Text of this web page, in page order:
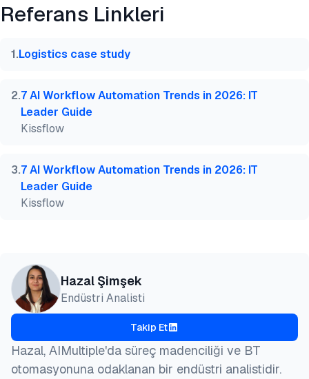
Referans Linkleri
1.Logistics case study
2.7 AI Workflow Automation Trends in 2026: IT
Leader Guide
Kissflow
3.7 AI Workflow Automation Trends in 2026: IT
Leader Guide
Kissflow
Hazal Şimşek
Endüstri Analisti
Takip Et
Hazal, AIMultiple'da süreç madenciliği ve BT
otomasyonuna odaklanan bir endüstri analistidir.